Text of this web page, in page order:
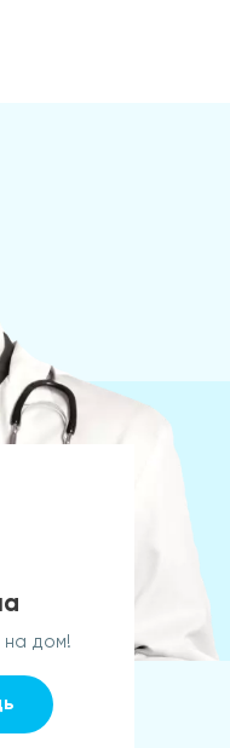
на дом!